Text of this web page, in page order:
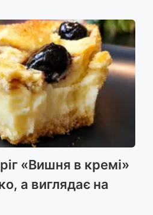
«Вишня в кремі»
а виглядає на